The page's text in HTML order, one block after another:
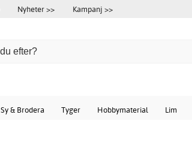
Nyheter >> Kampanj >>
Sy & Brodera Tyger Hobbymaterial Lim